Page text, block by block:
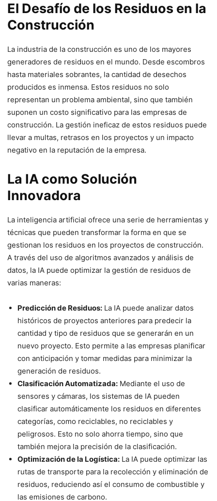
El Desafío de los Residuos en la
Construcción
La industria de la construcción es uno de los mayores
generadores de residuos en el mundo. Desde escombros
hasta materiales sobrantes, la cantidad de desechos
producidos es inmensa. Estos residuos no solo
representan un problema ambiental, sino que también
suponen un costo significativo para las empresas de
construcción. La gestión ineficaz de estos residuos puede
llevar a multas, retrasos en los proyectos y un impacto
negativo en la reputación de la empresa.
La IA como Solución
Innovadora
La inteligencia artificial ofrece una serie de herramientas y
técnicas que pueden transformar la forma en que se
gestionan los residuos en los proyectos de construcción.
A través del uso de algoritmos avanzados y análisis de
datos, la IA puede optimizar la gestión de residuos de
varias maneras:
Predicción de Residuos: La IA puede analizar datos
históricos de proyectos anteriores para predecir la
cantidad y tipo de residuos que se generarán en un
nuevo proyecto. Esto permite a las empresas planificar
con anticipación y tomar medidas para minimizar la
generación de residuos.
Clasificación Automatizada: Mediante el uso de
sensores y cámaras, los sistemas de IA pueden
clasificar automáticamente los residuos en diferentes
categorías, como reciclables, no reciclables y
peligrosos. Esto no solo ahorra tiempo, sino que
también mejora la precisión de la clasificación.
Optimización de la Logística: La IA puede optimizar las
rutas de transporte para la recolección y eliminación de
residuos, reduciendo así el consumo de combustible y
las emisiones de carbono.